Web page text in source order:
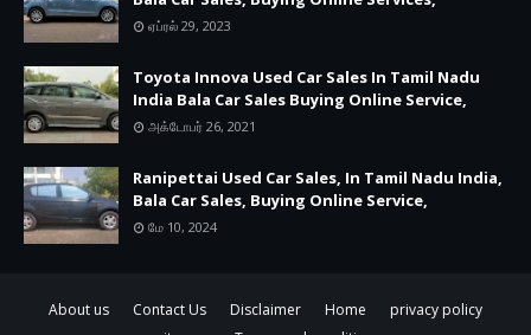
ஏப்ரல் 29, 2023
Toyota Innova Used Car Sales In Tamil Nadu
India Bala Car Sales Buying Online Service,
அக்டோபர் 26, 2021
Ranipettai Used Car Sales, In Tamil Nadu India,
Bala Car Sales, Buying Online Service,
மே 10, 2024
About us Contact Us Disclaimer Home
privacy policy